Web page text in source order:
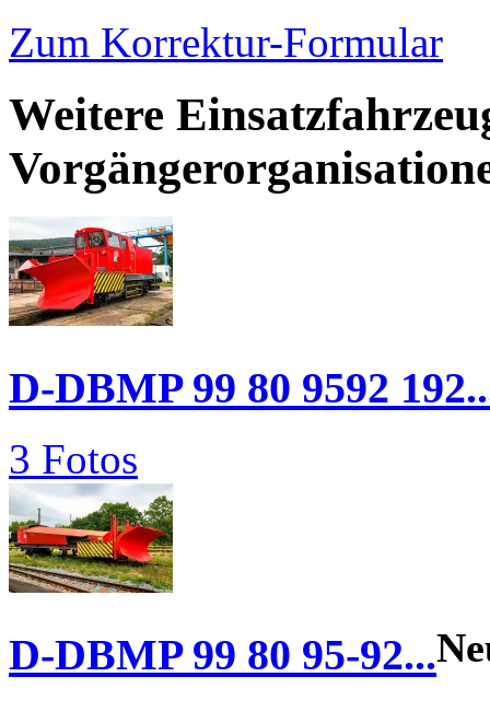
Zum Korrektur-Formular
Weitere
D-DBMP 99 80 9592
3 Fotos
D-DBMP 99 80 95-92...